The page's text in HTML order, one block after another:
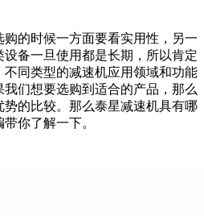
的时候一方面要看实用性，另一
备一旦使用都是长期，所以肯定
同类型的减速机应用领域和功能
们想要选购到适合的产品，那么
的比较。那么泰星减速机具有哪
你了解一下。